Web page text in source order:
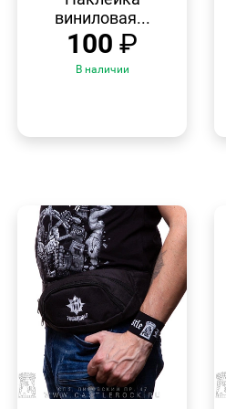
виниловая...
100 ₽
В наличии